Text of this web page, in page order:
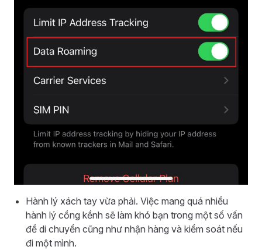
Hành lý xách tay vừa phải. Việc mang quá nhiều
hành lý cồng kềnh sẽ làm khó bạn trong một số vấn
đề di chuyển cũng như nhận hàng và kiểm soát nếu
đi một mình.